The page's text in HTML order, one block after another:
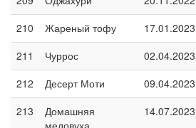
210
Жареный тофу 17.01.2023
211
Чуррос 02.04.2023
212
Десерт Моти 09.04.2023
213
Домашняя
14.07.2023